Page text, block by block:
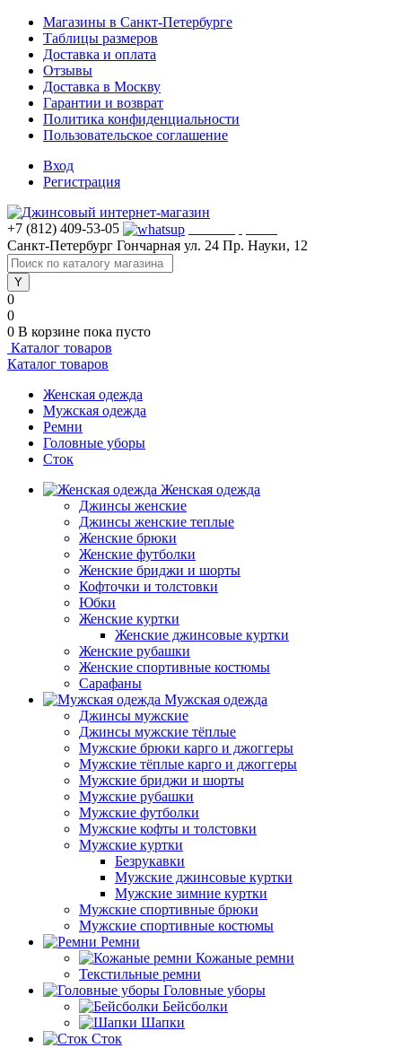
Магазины в Санкт-Петербурге
Таблицы размеров
Доставка и оплата
Отзывы
Доставка в Москву
Гарантии и возврат
Политика конфиденциальности
Пользовательское соглашение
Вход
Регистрация
+7 (812) 409-53-05
Санкт-Петербург Гончарная ул. 24 Пр. Науки, 12
0
0
0 В корзине пока пусто
Каталог товаров
Каталог товаров
Женская одежда
Мужская одежда
Ремни
Головные уборы
Сток
Женская одежда
Джинсы женские
Джинсы женские теплые
Женские брюки
Женские футболки
Женские бриджи и шорты
Кофточки и толстовки
Юбки
Женские куртки
Женские джинсовые куртки
Женские рубашки
Женские спортивные костюмы
Сарафаны
Мужская одежда
Джинсы мужские
Джинсы мужские тёплые
Мужские брюки карго и джоггеры
Мужские тёплые карго и джоггеры
Мужские бриджи и шорты
Мужские рубашки
Мужские футболки
Мужские кофты и толстовки
Мужские куртки
Безрукавки
Мужские джинсовые куртки
Мужские зимние куртки
Мужские спортивные брюки
Мужские спортивные костюмы
Ремни
Кожаные ремни
Текстильные ремни
Головные уборы
Бейсболки
Шапки
Сток